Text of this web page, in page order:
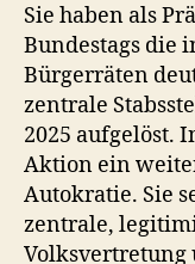
Sie haben als
Bundestags die
Bürgerräten
zentrale
2025 aufgelöst.
Aktion ein
Autokratie. Sie
zentrale,
Volksvertretung